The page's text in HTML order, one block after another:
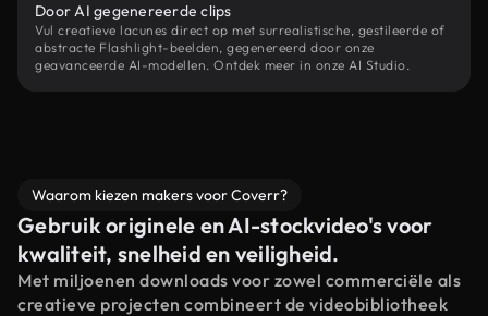
Door AI gegenereerde clips
Vul creatieve lacunes direct op met surrealistische, gestileerde of
abstracte Flashlight-beelden, gegenereerd door onze
geavanceerde AI-modellen. Ontdek meer in onze AI Studio.
Waarom kiezen makers voor Coverr?
Gebruik originele en AI-stockvideo's voor
kwaliteit, snelheid en veiligheid.
Met miljoenen downloads voor zowel commerciële als
creatieve projecten combineert de videobibliotheek